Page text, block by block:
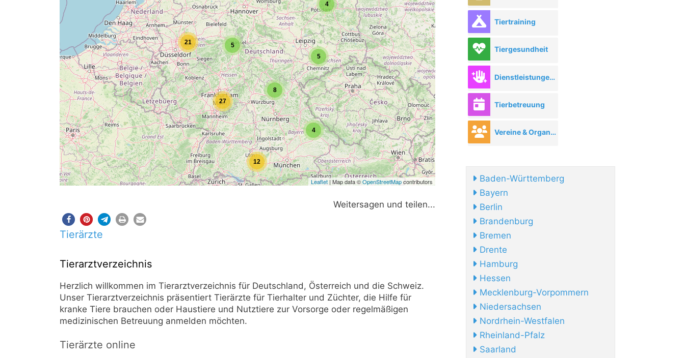
12
8
4
4
5
5
27
21
Leaflet| Map data ©OpenStreetMapcontributors
Weitersagen und teilen...
Tierärzte
Tierarztverzeichnis
Herzlich willkommen im Tierarztverzeichnis für Deutschland, Österreich und die Schweiz.
Unser Tierarztverzeichnis präsentiert Tierärzte für Tierhalter und Züchter, die Hilfe für
kranke Tiere brauchen oder Haustiere und Nutztiere zur Vorsorge oder regelmäßigen
medizinischen Betreuung anmelden möchten.
Tierärzte online
Tiertraining
Tiergesundheit
Dienstleistungen rund ums Tier
Tierbetreuung
Vereine & Organisationen
Baden-Württemberg
Bayern
Berlin
Brandenburg
Bremen
Drente
Hamburg
Hessen
Mecklenburg-Vorpommern
Niedersachsen
Nordrhein-Westfalen
Rheinland-Pfalz
Saarland